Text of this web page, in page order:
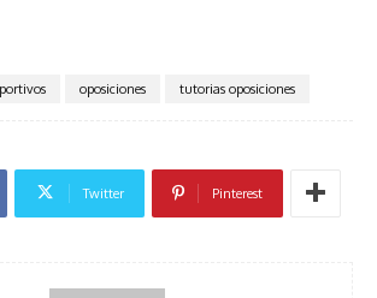
oposiciones tutorias oposiciones
Twitter Pinterest